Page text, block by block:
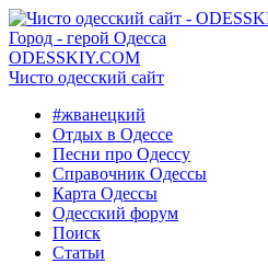
Город - герой Одесса
ODESSKIY.COM
Чисто одесский сайт
#жванецкий
Отдых в Одессе
Песни про Одессу
Справочник Одессы
Карта Одессы
Одесский форум
Поиск
Статьи